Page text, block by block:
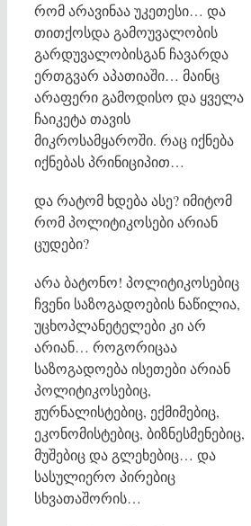
რომ არავინაა უკეთესი… და
თითქოსდა გამოუვალობის
გარდუვალობისგან ჩავარდა
ერთგვარ აპათიაში… მაინც
არაფერი გამოდისო და ყველა
ჩაიკეტა თავის
მიკროსამყაროში. რაც იქნება
იქნებას პრინიციპით…
და რატომ ხდება ასე? იმიტომ
რომ პოლიტიკოსები არიან
ცუდები?
არა ბატონო! პოლიტიკოსებიც
ჩვენი საზოგადოების ნაწილია,
უცხოპლანეტელები კი არ
არიან… როგორიცაა
საზოგადოება ისეთები არიან
პოლიტიკოსებიც,
ჟურნალისტებიც, ექმიმებიც,
ეკონომისტებიც, ბიზნესმენებიც,
მუშებიც და გლეხებიც… და
სასულიერო პირებიც
სხვათაშორის…